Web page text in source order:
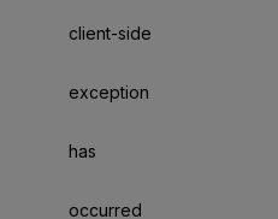
client-side
exception
has
occurred